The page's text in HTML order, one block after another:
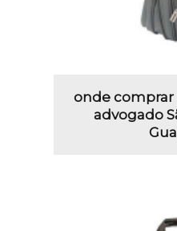
onde comprar
advogado